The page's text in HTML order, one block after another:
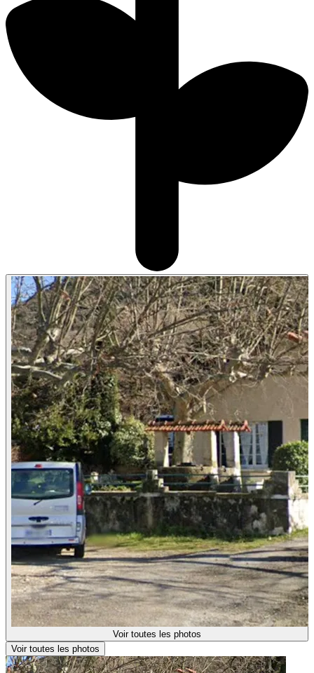
Voir toutes les photos
Voir toutes les photos